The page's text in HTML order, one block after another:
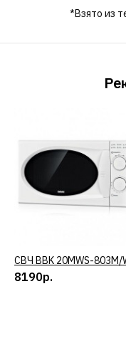
*Взято из
КУПИТЬ
СВЧ BBK 20MWS-803M/
8190р.